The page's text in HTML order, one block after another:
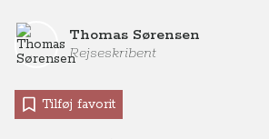
Thomas Sørensen
Rejseskribent
Tilføj favorit